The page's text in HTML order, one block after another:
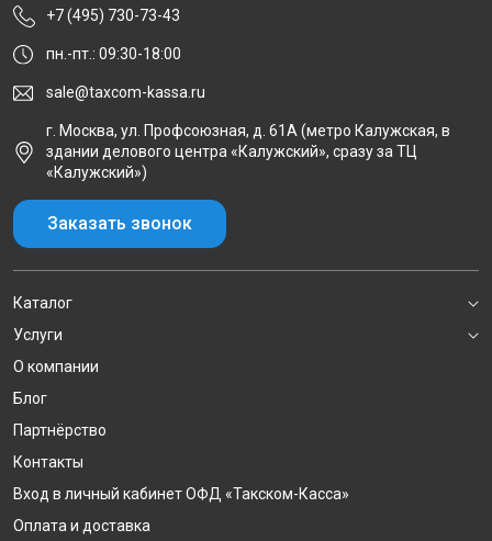
+7 (495) 730-73-43
пн.-пт.: 09:30-18:00
sale@taxcom-kassa.ru
г. Москва, ул. Профсоюзная, д. 61А (метро Калужская, в
здании делового центра «Калужский», сразу за ТЦ
«Калужский»)
Заказать звонок
Каталог
Услуги
О компании
Блог
Партнёрство
Контакты
Вход в личный кабинет ОФД «Такском-Касса»
Оплата и доставка